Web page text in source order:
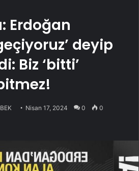
Erdoğan
deyip
Biz ‘bitti’
Nisan 17, 2024 0 0